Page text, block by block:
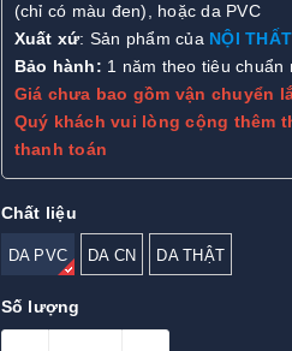
(chỉ có màu đen), hoặc da PVC
Xuất xứ: Sản phẩm của NỘI
Bảo hành: 1 năm theo tiêu chuẩn
Giá chưa bao gồm vận chuyển
Quý khách vui lòng cộng thêm
thanh toán
Chất liệu
DA PVC DA CN DA THẬT
Số lượng